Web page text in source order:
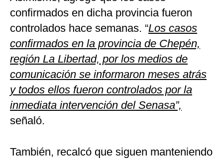
confirmados en dicha provincia fueron
controlados hace semanas. “Los casos
confirmados en la provincia de Chepén,
región La Libertad, por los medios de
comunicación se informaron meses atrás
y todos ellos fueron controlados por la
inmediata intervención del Senasa”,
señaló.
También, recalcó que siguen manteniendo